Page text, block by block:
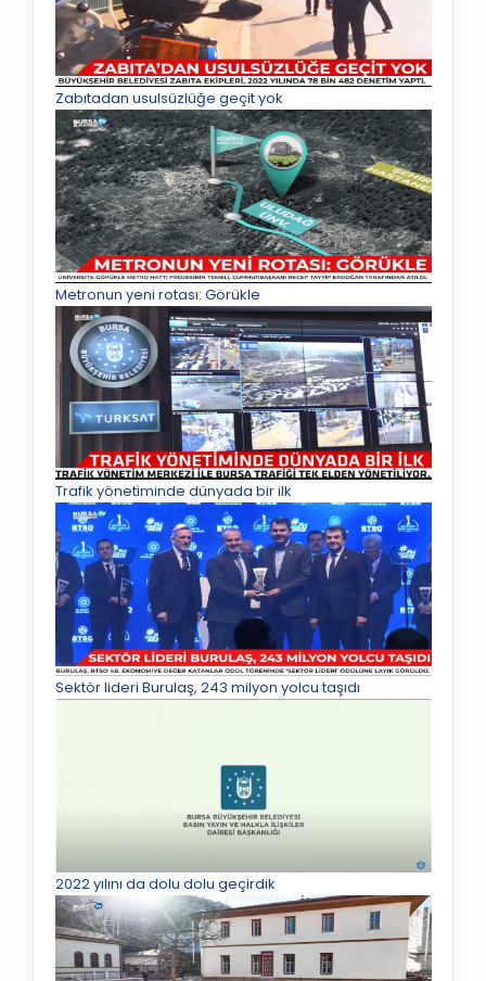
Zabıtadan usulsüzlüğe geçit yok
Metronun yeni rotası: Görükle
Trafik yönetiminde dünyada bir ilk
Sektör lideri Burulaş, 243 milyon yolcu taşıdı
2022 yılını da dolu dolu geçirdik